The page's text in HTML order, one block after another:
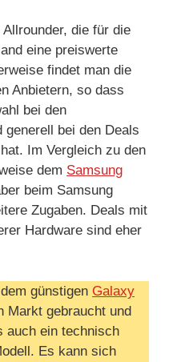
die für die
eine preiswerte
findet man die
Anbietern, so dass
bei den
generell bei den Deals
Im Vergleich zu den
dem Samsung
beim Samsung
Zugaben. Deals mit
Hardware sind eher
günstigen Galaxy
Markt gebraucht und
auch ein technisch
Es kann sich